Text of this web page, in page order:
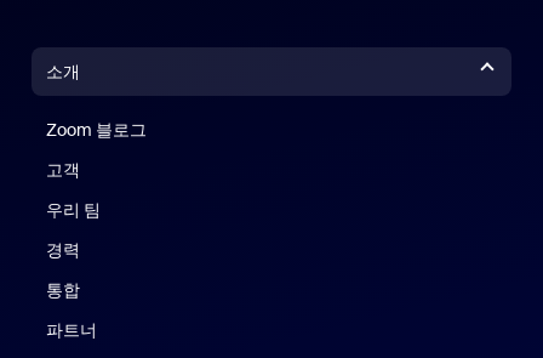
소개
Zoom 블로그
고객
우리 팀
경력
통합
파트너